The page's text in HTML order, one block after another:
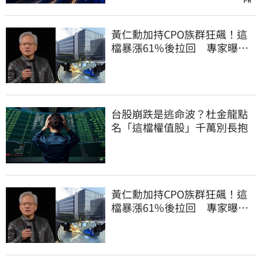
黃仁勳加持CPO族群狂飆！這
檔暴漲61%後拉回 專家曝
台股崩跌是逃命波？杜金龍點
名「這檔權值股」千萬別長抱
黃仁勳加持CPO族群狂飆！這
檔暴漲61%後拉回 專家曝